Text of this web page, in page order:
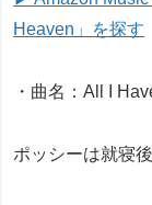
Heaven」を探す
・曲名：All I
ポッシーは就寝